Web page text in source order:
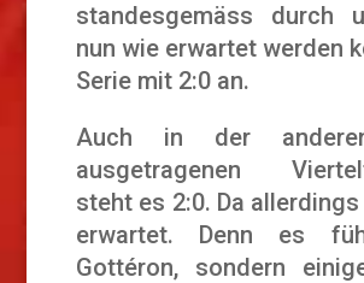
standesgemäss durch
nun wie erwartet werden
Serie mit 2:0 an.
Auch in der
ausgetragenen
steht es 2:0. Da
erwartet. Denn es
Gottéron, sondern